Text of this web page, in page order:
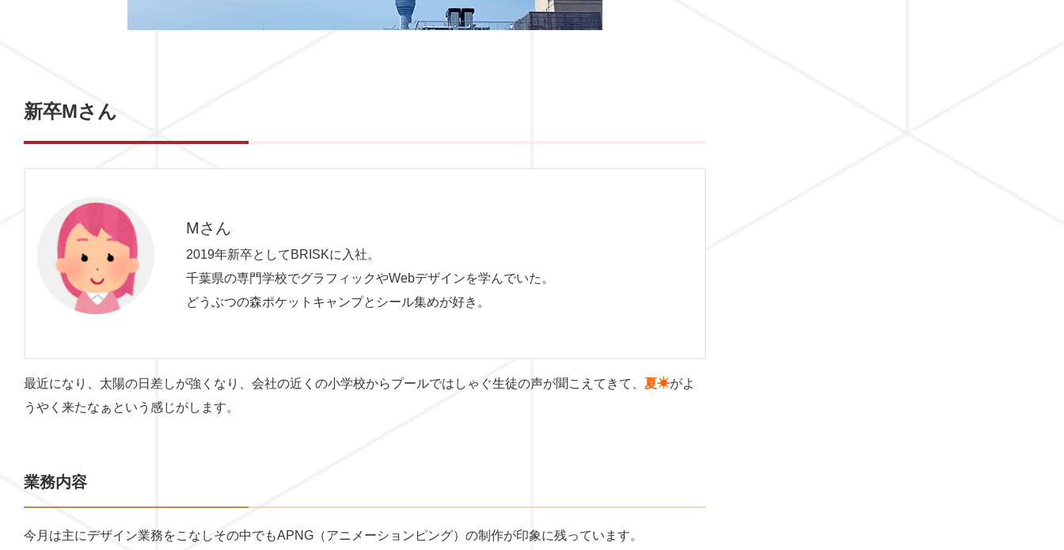
新卒Mさん
Mさん
2019年新卒としてBRISKに入社。
千葉県の専門学校でグラフィックやWebデザインを学んでいた。
どうぶつの森ポケットキャンプとシール集めが好き。
最近になり、太陽の日差しが強くなり、会社の近くの小学校からプールではしゃぐ生徒の声が聞こえてきて、 夏☀がよ
うやく来たなぁという感じがします。
業務内容
今月は主にデザイン業務をこなしその中でもAPNG（アニメーションピング）の制作が印象に残っています。